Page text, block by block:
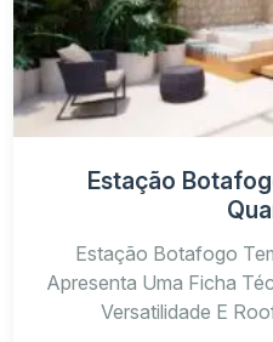
Estação
Estação Botafogo
Apresenta Uma Ficha
Versatilidade E